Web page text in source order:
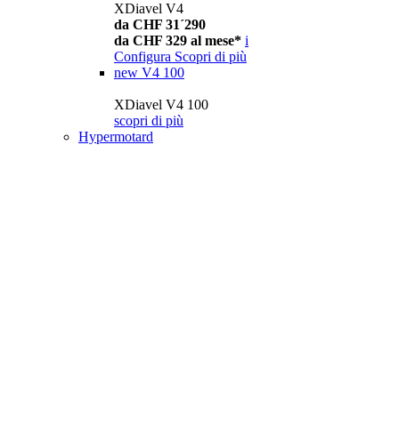
XDiavel V4
da CHF 31´290
da CHF 329 al mese* i
Configura Scopri di più
new V4 100
XDiavel V4 100
scopri di più
Hypermotard